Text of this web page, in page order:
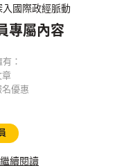
國際政經脈動
專屬內容
：
優惠
續閱讀